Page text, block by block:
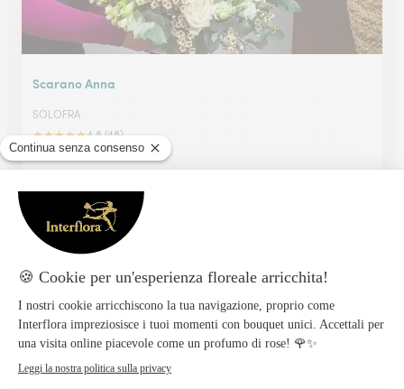
Scarano Anna
SOLOFRA
★★★★★4.8 (48)
Via Aldo Moro 30
I Petali Di Alba Di Cianci Albina